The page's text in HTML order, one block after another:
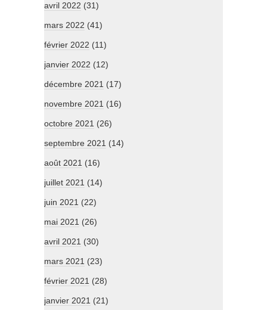
avril 2022 (31)
mars 2022 (41)
février 2022 (11)
janvier 2022 (12)
décembre 2021 (17)
novembre 2021 (16)
octobre 2021 (26)
septembre 2021 (14)
août 2021 (16)
juillet 2021 (14)
juin 2021 (22)
mai 2021 (26)
avril 2021 (30)
mars 2021 (23)
février 2021 (28)
janvier 2021 (21)